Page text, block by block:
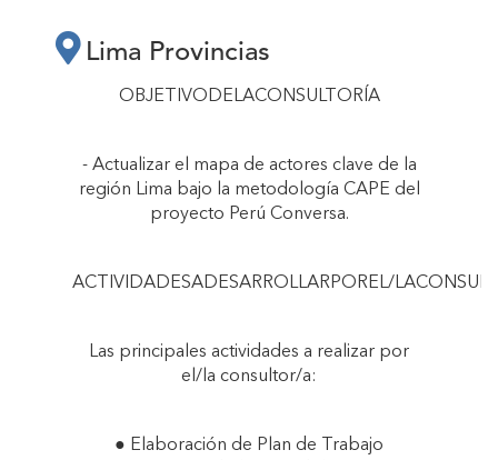
MARCO DEL
PROYECTO PERÚ
CONVERSA"
Lima Provincias
OBJETIVODELACONSULTORÍA
- Actualizar el mapa de actores clave de la
región Lima bajo la metodología CAPE del
proyecto Perú Conversa.
ACTIVIDADESADESARROLLARPOREL/
Las principales actividades a realizar por
el/la consultor/a:
● Elaboración de Plan de Trabajo